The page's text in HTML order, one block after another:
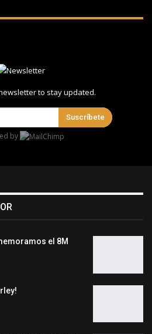
to stay updated.
Suscríbete
by
el 8M